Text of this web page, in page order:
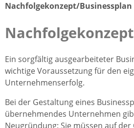
Nachfolgekonzept/Businessplan
Ein sorgfältig ausgearbeiteter
wichtige Voraussetzung für den
Unternehmenserfolg.
Bei der Gestaltung eines
übernehmendes Unternehmen
Neugründung: Sie müssen auf der